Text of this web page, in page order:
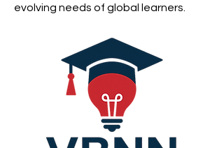
evolving needs of global learners.